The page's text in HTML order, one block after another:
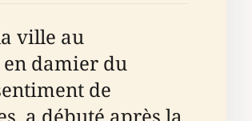
ville au
damier du
de